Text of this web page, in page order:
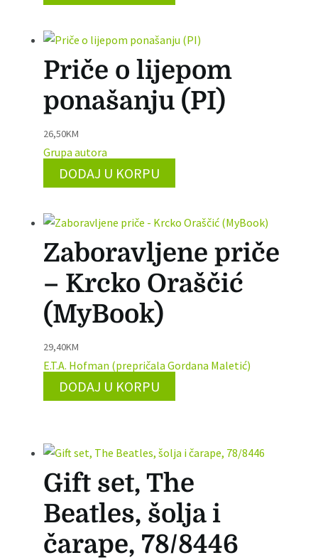
Priče o lijepom
ponašanju (PI)
26,50KM
Grupa autora
DODAJ U KORPU
Zaboravljene priče
– Krcko Oraščić
(MyBook)
29,40KM
E.T.A. Hofman (prepričala Gordana Maletić)
DODAJ U KORPU
Gift set, The
Beatles, šolja i
čarape, 78/8446